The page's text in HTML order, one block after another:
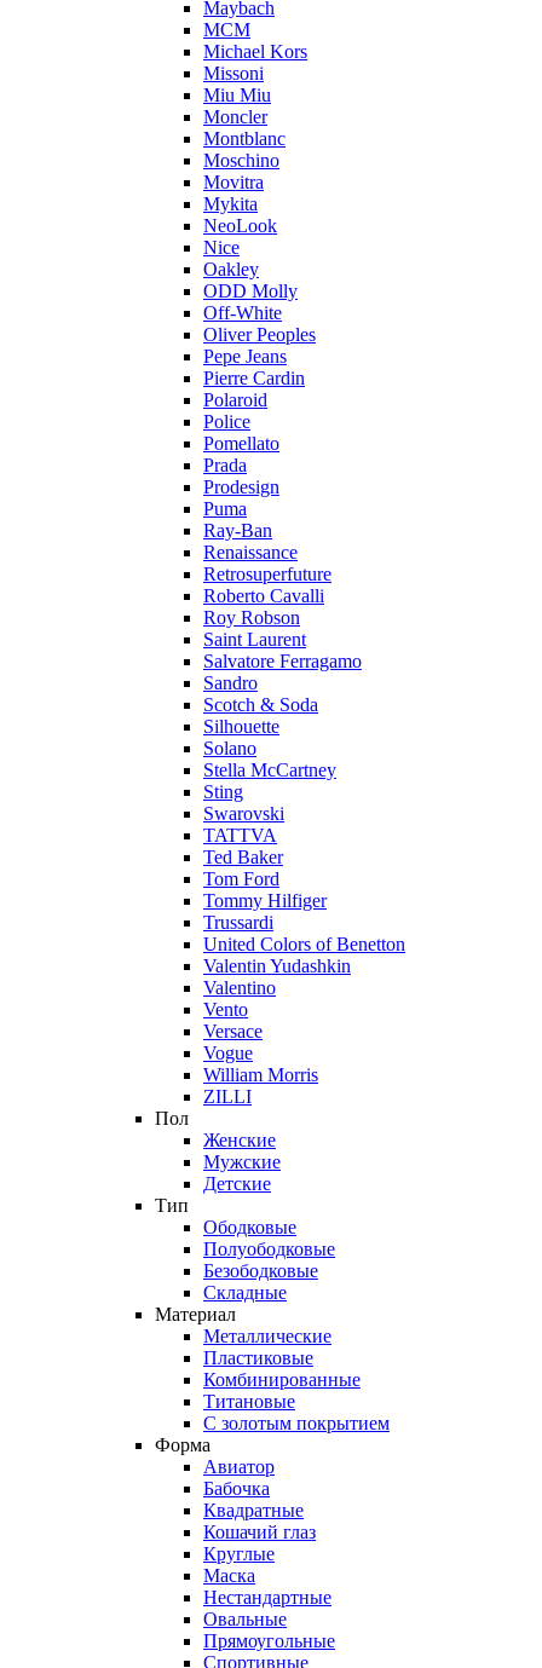
Maybach
MCM
Michael Kors
Missoni
Miu Miu
Moncler
Montblanc
Moschino
Movitra
Mykita
NeoLook
Nice
Oakley
ODD Molly
Off-White
Oliver Peoples
Pepe Jeans
Pierre Cardin
Polaroid
Police
Pomellato
Prada
Prodesign
Puma
Ray-Ban
Renaissance
Retrosuperfuture
Roberto Cavalli
Roy Robson
Saint Laurent
Salvatore Ferragamo
Sandro
Scotch & Soda
Silhouette
Solano
Stella McCartney
Sting
Swarovski
TATTVA
Ted Baker
Tom Ford
Tommy Hilfiger
Trussardi
United Colors of Benetton
Valentin Yudashkin
Valentino
Vento
Versace
Vogue
William Morris
ZILLI
Пол
Женские
Мужские
Детские
Тип
Ободковые
Полуободковые
Безободковые
Складные
Материал
Металлические
Пластиковые
Комбинированные
Титановые
С золотым покрытием
Форма
Авиатор
Бабочка
Квадратные
Кошачий глаз
Круглые
Маска
Нестандартные
Овальные
Прямоугольные
Спортивные